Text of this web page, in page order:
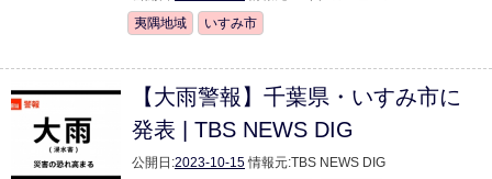
夷隅地域
いすみ市
【大雨警報】千葉県・いすみ市に
発表 | TBS NEWS DIG
公開日:2023-10-15 情報元:TBS NEWS DIG